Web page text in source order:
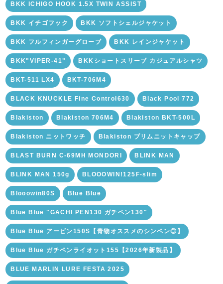
BKK ICHIGO HOOK 1.5X TWIN ASSIST
BKK イチゴフック BKK ソフトシェルジャケット
BKK フルフィンガーグローブ BKK レインジャケット
BKK"VIPER-41" BKKショートスリーブ カジュアルシャツ
BKT-511 LX4 BKT-706M4
BLACK KNUCKLE Fine Control630 Black Pool 772
Blakiston Blakiston 706M4 Blakiston BKT-500L
Blakiston ニットワッチ Blakiston ブリムニットキャップ
BLAST BURN C-69MH MONDORI BLINK MAN
BLINK MAN 150g BLOOOWIN!125F-slim
Blooowin80S Blue Blue
Blue Blue "GACHI PEN130 ガチペン130"
Blue Blue アービン150S【青物オススメのシンペン◎】
Blue Blue ガチペンライオット155【2026年新製品】
BLUE MARLIN LURE FESTA 2025